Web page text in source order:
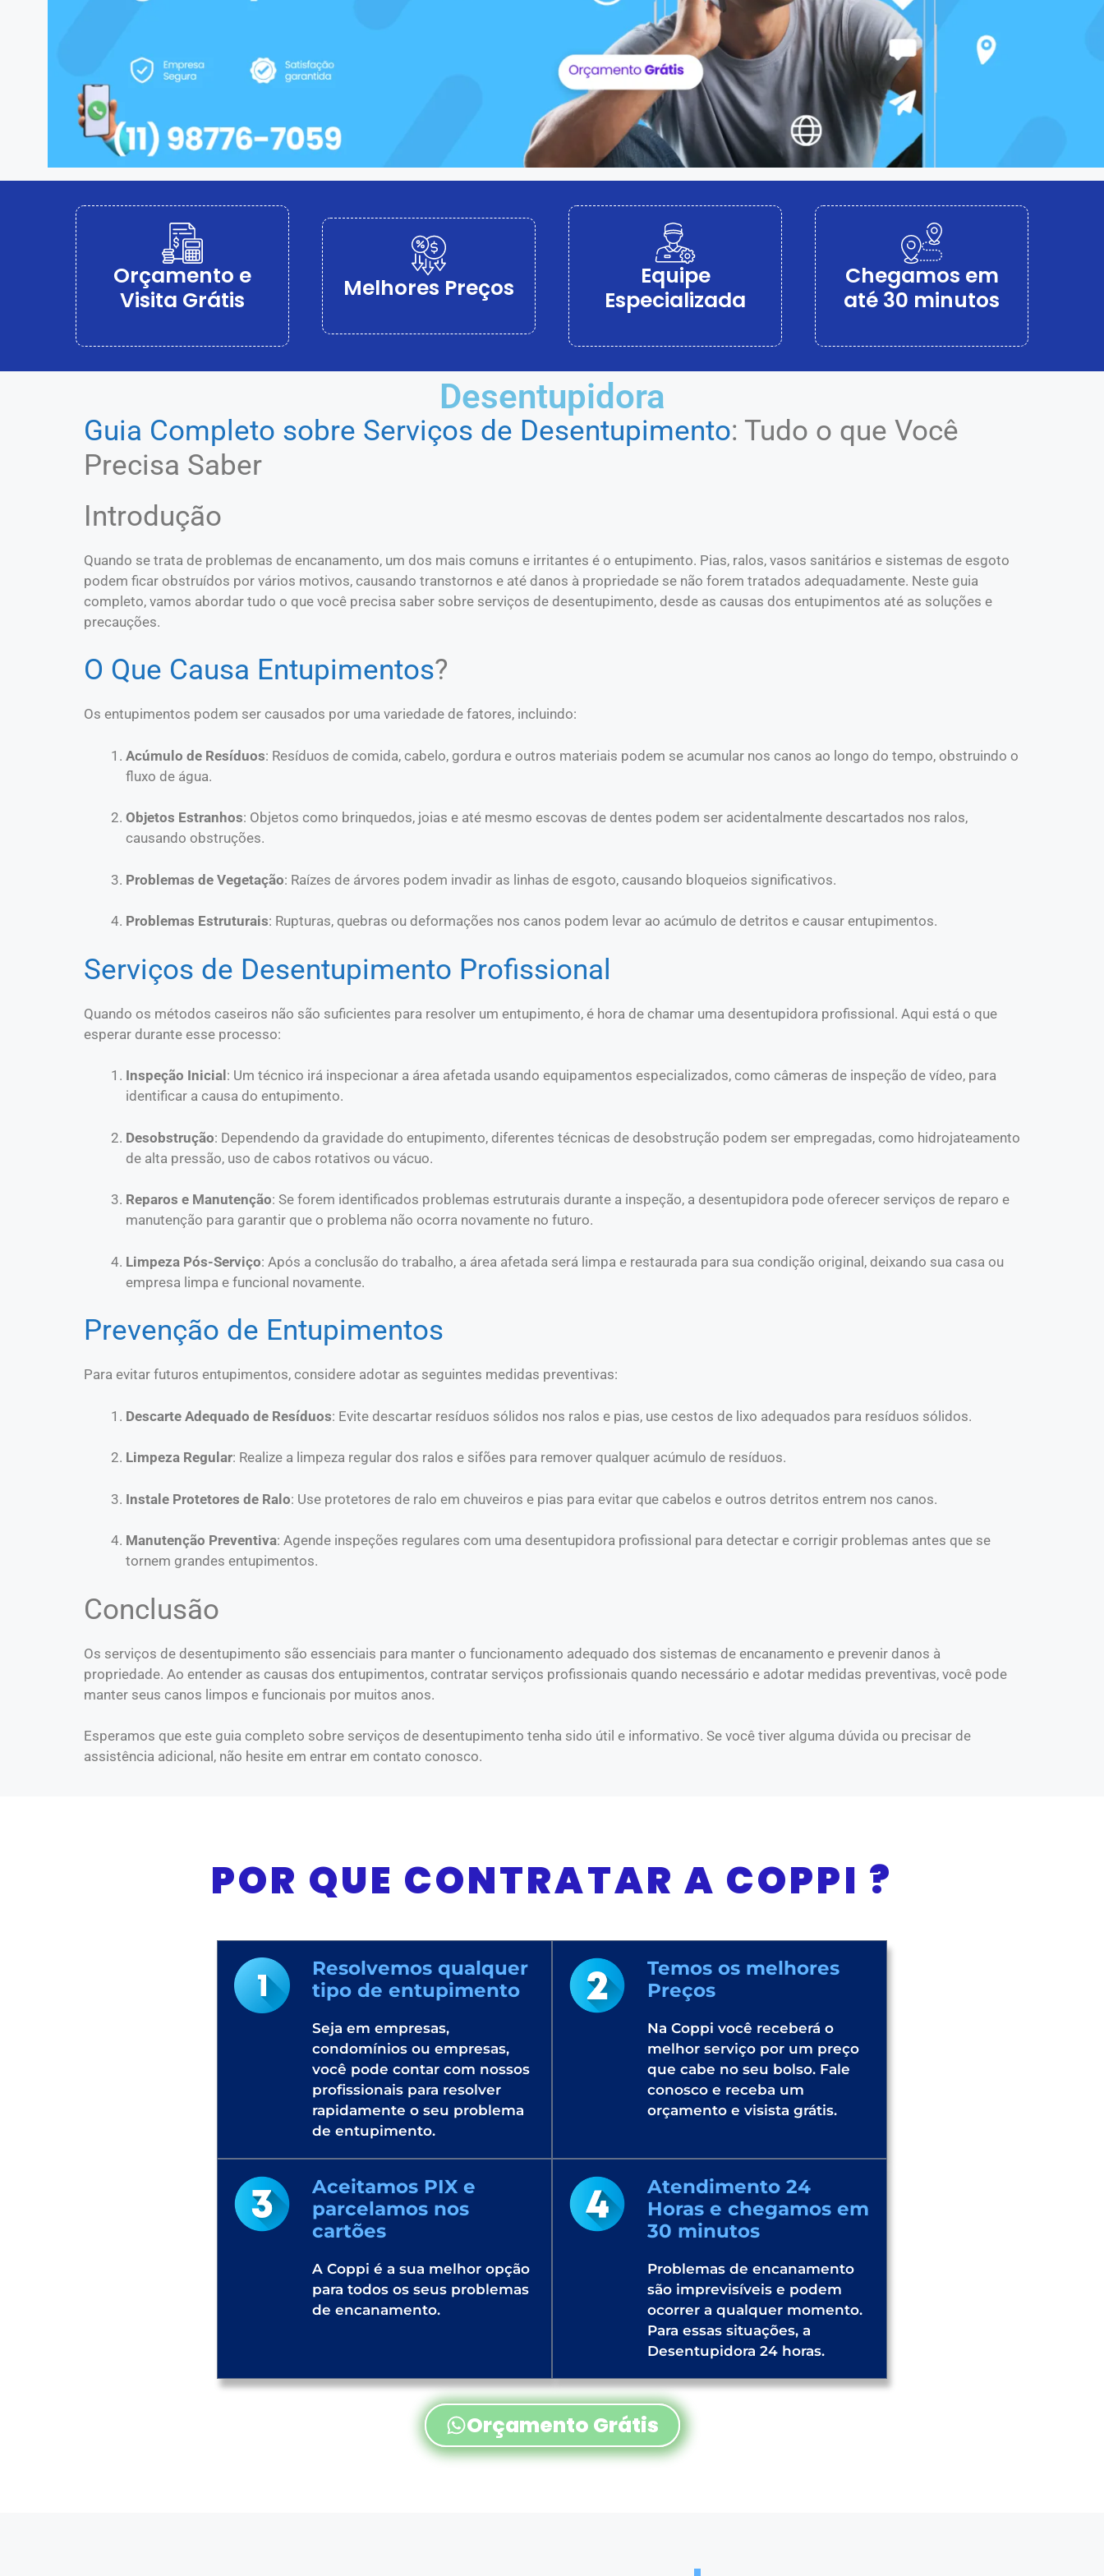
Orçamento e
Visita Grátis
Melhores Preços
Equipe
Especializada
Chegamos em
até 30 minutos
Desentupidora
Guia Completo sobre Serviços de Desentupimento: Tudo o que Você
Precisa Saber
Introdução
Quando se trata de problemas de encanamento, um dos mais comuns e irritantes é o entupimento. Pias, ralos, vasos sanitários e sistemas de esgoto
podem ficar obstruídos por vários motivos, causando transtornos e até danos à propriedade se não forem tratados adequadamente. Neste guia
completo, vamos abordar tudo o que você precisa saber sobre serviços de desentupimento, desde as causas dos entupimentos até as soluções e
precauções.
O Que Causa Entupimentos?
Os entupimentos podem ser causados por uma variedade de fatores, incluindo:
Acúmulo de Resíduos: Resíduos de comida, cabelo, gordura e outros materiais podem se acumular nos canos ao longo do tempo, obstruindo o
fluxo de água.
Objetos Estranhos: Objetos como brinquedos, joias e até mesmo escovas de dentes podem ser acidentalmente descartados nos ralos,
causando obstruções.
Problemas de Vegetação: Raízes de árvores podem invadir as linhas de esgoto, causando bloqueios significativos.
Problemas Estruturais: Rupturas, quebras ou deformações nos canos podem levar ao acúmulo de detritos e causar entupimentos.
Serviços de Desentupimento Profissional
Quando os métodos caseiros não são suficientes para resolver um entupimento, é hora de chamar uma desentupidora profissional. Aqui está o que
esperar durante esse processo:
Inspeção Inicial : Um técnico irá inspecionar a área afetada usando equipamentos especializados, como câmeras de inspeção de vídeo, para
identificar a causa do entupimento.
Desobstrução: Dependendo da gravidade do entupimento, diferentes técnicas de desobstrução podem ser empregadas, como hidrojateamento
de alta pressão, uso de cabos rotativos ou vácuo.
Reparos e Manutenção: Se forem identificados problemas estruturais durante a inspeção, a desentupidora pode oferecer serviços de reparo e
manutenção para garantir que o problema não ocorra novamente no futuro.
Limpeza Pós-Serviço: Após a conclusão do trabalho, a área afetada será limpa e restaurada para sua condição original, deixando sua casa ou
empresa limpa e funcional novamente.
Prevenção de Entupimentos
Para evitar futuros entupimentos, considere adotar as seguintes medidas preventivas:
Descarte Adequado de Resíduos: Evite descartar resíduos sólidos nos ralos e pias, use cestos de lixo adequados para resíduos sólidos.
Limpeza Regular: Realize a limpeza regular dos ralos e sifões para remover qualquer acúmulo de resíduos.
Instale Protetores de Ralo: Use protetores de ralo em chuveiros e pias para evitar que cabelos e outros detritos entrem nos canos.
Manutenção Preventiva: Agende inspeções regulares com uma desentupidora profissional para detectar e corrigir problemas antes que se
tornem grandes entupimentos.
Conclusão
Os serviços de desentupimento são essenciais para manter o funcionamento adequado dos sistemas de encanamento e prevenir danos à
propriedade. Ao entender as causas dos entupimentos, contratar serviços profissionais quando necessário e adotar medidas preventivas, você pode
manter seus canos limpos e funcionais por muitos anos.
Esperamos que este guia completo sobre serviços de desentupimento tenha sido útil e informativo. Se você tiver alguma dúvida ou precisar de
assistência adicional, não hesite em entrar em contato conosco.
POR QUE CONTRATAR A COPPI ?
Resolvemos qualquer
tipo de entupimento
Seja em empresas,
condomínios ou empresas,
você pode contar com nossos
profissionais para resolver
rapidamente o seu problema
de entupimento.
Temos os melhores
Preços
Na Coppi você receberá o
melhor serviço por um preço
que cabe no seu bolso. Fale
conosco e receba um
orçamento e visista grátis.
Aceitamos PIX e
parcelamos nos
cartões
A Coppi é a sua melhor opção
para todos os seus problemas
de encanamento.
Atendimento 24
Horas e chegamos em
30 minutos
Problemas de encanamento
são imprevisíveis e podem
ocorrer a qualquer momento.
Para essas situações, a
Desentupidora 24 horas.
Orçamento Grátis